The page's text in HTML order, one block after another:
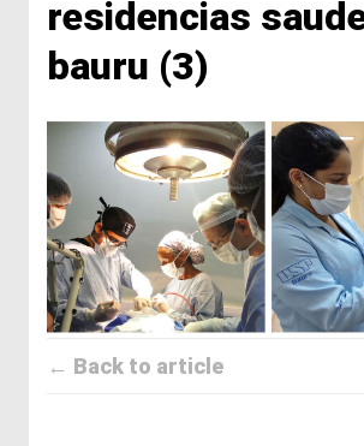
residencias
bauru (3)
← Back to article